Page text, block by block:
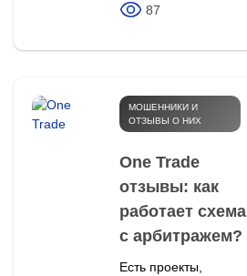
87
МОШЕННИКИ И
ОТЗЫВЫ О НИХ
One Trade
отзывы: как
работает схема
с арбитражем?
Есть проекты,